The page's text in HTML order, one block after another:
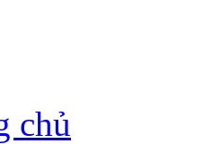
chủ